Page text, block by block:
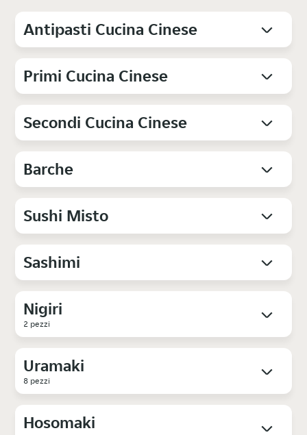
Antipasti Cucina Cinese
Primi Cucina Cinese
Secondi Cucina Cinese
Barche
Sushi Misto
Sashimi
Nigiri
2 pezzi
Uramaki
8 pezzi
Hosomaki